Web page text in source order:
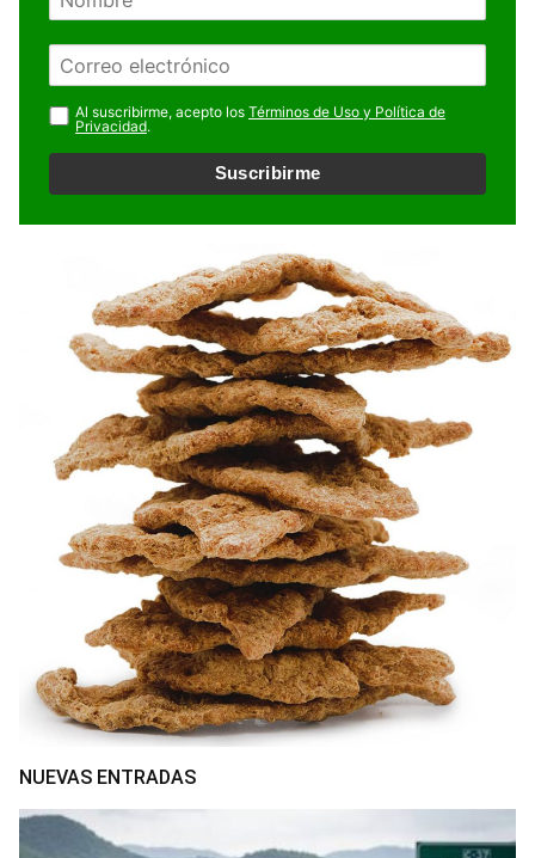
m
r
e
E
m
a
i
l
Al suscribirme, acepto los Términos de Uso y Política de
Privacidad.
Suscribirme
NUEVAS ENTRADAS